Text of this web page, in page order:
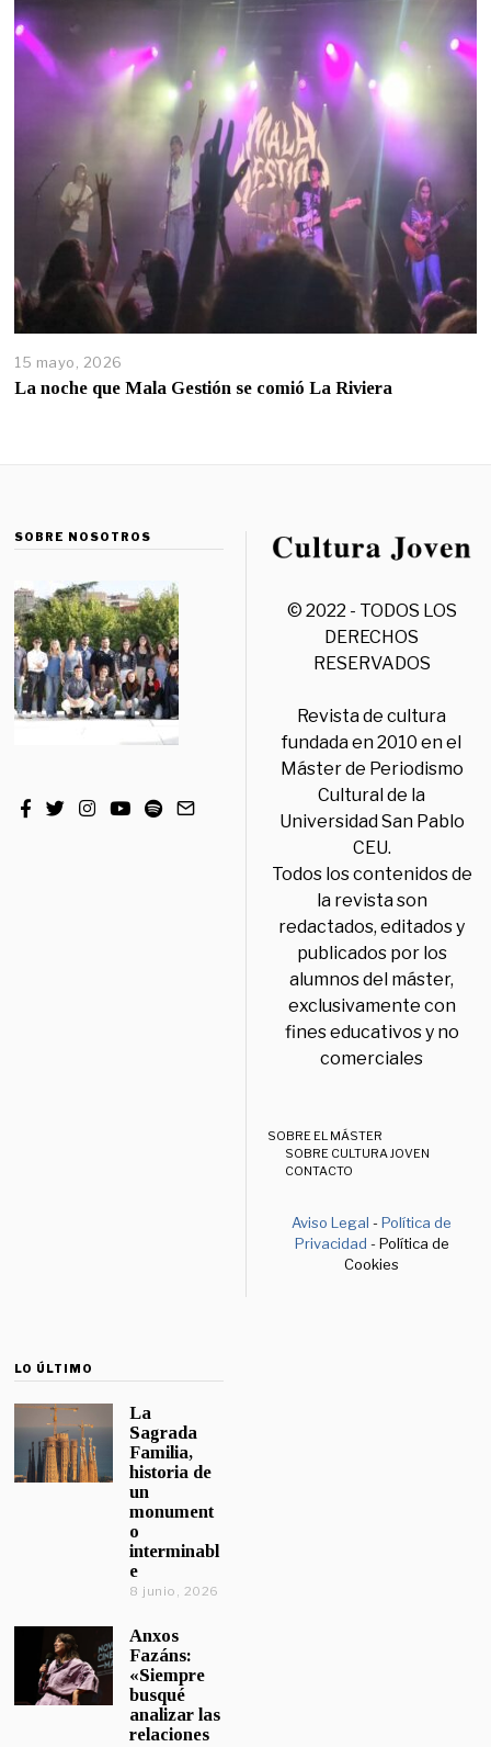
15 mayo, 2026
La noche que Mala Gestión se comió La Riviera
SOBRE NOSOTROS
© 2022 - TODOS LOS
DERECHOS
RESERVADOS
Revista de cultura
fundada en 2010 en el
Máster de Periodismo
Cultural de la
Universidad San Pablo
CEU.
Todos los contenidos de
la revista son
redactados, editados y
publicados por los
alumnos del máster,
exclusivamente con
fines educativos y no
comerciales
SOBRE EL MÁSTER
SOBRE CULTURA JOVEN
CONTACTO
Aviso Legal -Política de
Privacidad - Política de
Cookies
LO ÚLTIMO
La
Sagrada
Familia,
historia de
un
monument
o
interminabl
e
8 junio, 2026
Anxos
Fazáns:
«Siempre
busqué
analizar las
relaciones